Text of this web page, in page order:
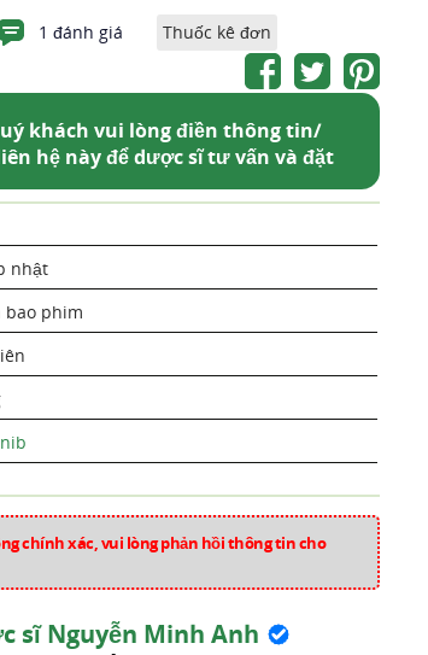
1 đánh giá Thuốc kê đơn
khách vui lòng điền thông tin/
hệ này để dược sĩ tư vấn và đặt
nhật
bao phim
chính xác, vui lòng phản hồi thông tin cho
sĩ Nguyễn Minh Anh